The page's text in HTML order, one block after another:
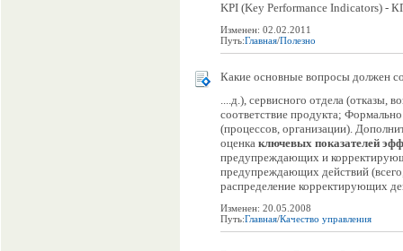
KPI (Key Performance Indicators) -
Изменен: 02.02.2011
Путь:Главная/Полезно
Какие основные вопросы должен
....д.), сервисного отдела (отказы,
соответствие продукта;
(процессов, организации).
оценка ключевых показателей
предупреждающих и
предупреждающих действий
распределение корректирующих
Изменен: 20.05.2008
Путь:Главная/Качество управления